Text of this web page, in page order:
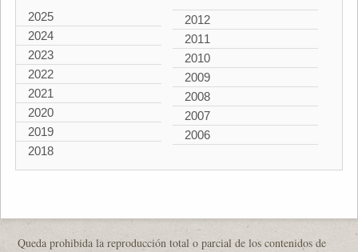
2025
2024
2023
2022
2021
2020
2019
2018
2012
2011
2010
2009
2008
2007
2006
Queda prohibida la reproducción total o parcial de los contenidos de